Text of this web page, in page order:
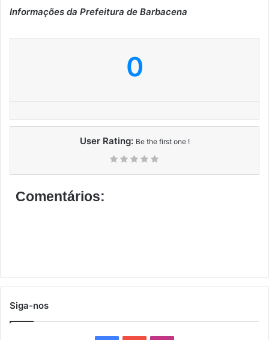
Informações da Prefeitura de Barbacena
0
User Rating: Be the first one !
Comentários:
Siga-nos